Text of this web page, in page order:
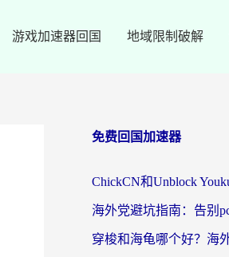
游戏加速器回国 地域限制破解
免费回国加速器